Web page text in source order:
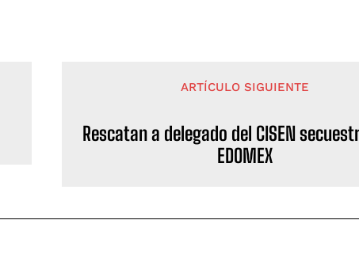
ARTÍCULO SIGUIENTE
Rescatan a delegado del CISEN
EDOMEX